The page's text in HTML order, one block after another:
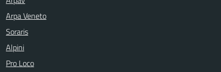
Arpa Veneto
Soraris
Alpini
Pro Loco